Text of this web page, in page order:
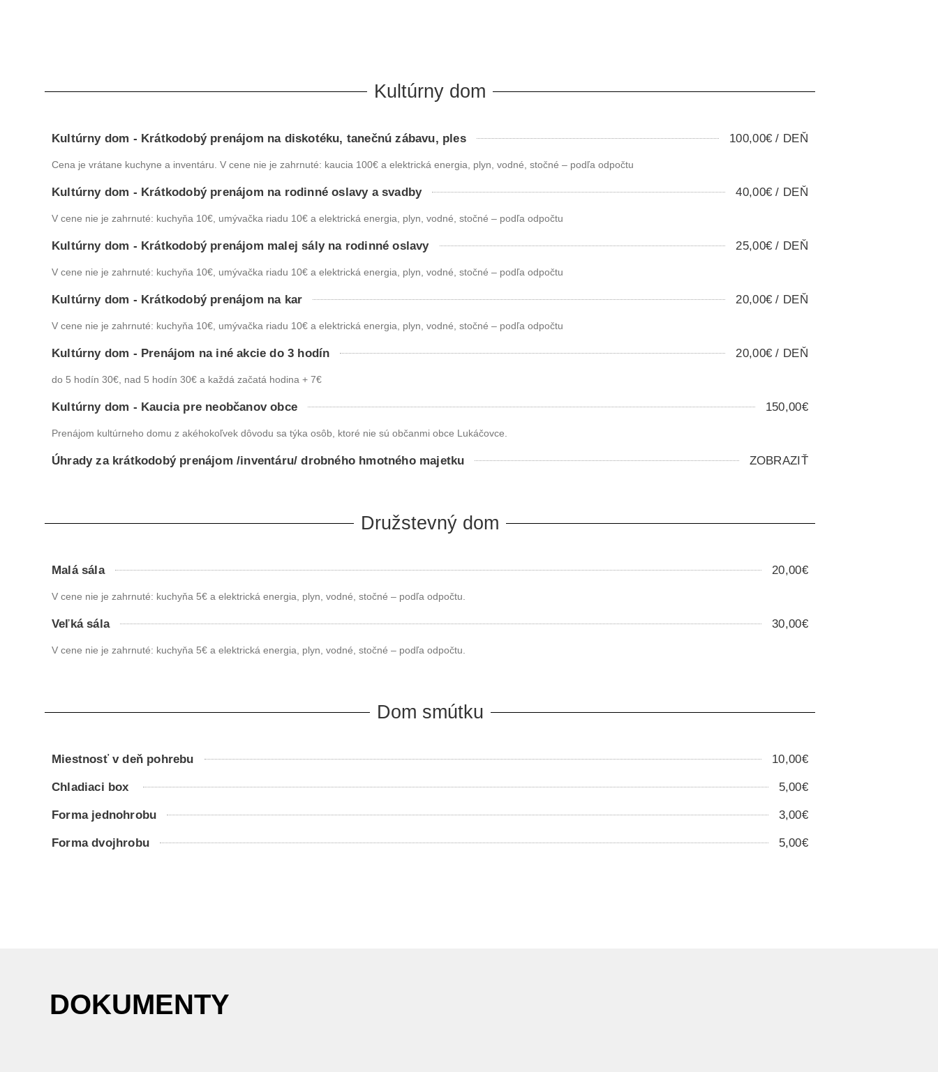
Kultúrny dom
Kultúrny dom - Krátkodobý prenájom na diskotéku, tanečnú zábavu, ples 100,00€ / DEŇ
Cena je vrátane kuchyne a inventáru. V cene nie je zahrnuté: kaucia 100€ a elektrická energia, plyn, vodné, stočné – podľa odpočtu
Kultúrny dom - Krátkodobý prenájom na rodinné oslavy a svadby 40,00€ / DEŇ
V cene nie je zahrnuté: kuchyňa 10€, umývačka riadu 10€ a elektrická energia, plyn, vodné, stočné – podľa odpočtu
Kultúrny dom - Krátkodobý prenájom malej sály na rodinné oslavy 25,00€ / DEŇ
V cene nie je zahrnuté: kuchyňa 10€, umývačka riadu 10€ a elektrická energia, plyn, vodné, stočné – podľa odpočtu
Kultúrny dom - Krátkodobý prenájom na kar 20,00€ / DEŇ
V cene nie je zahrnuté: kuchyňa 10€, umývačka riadu 10€ a elektrická energia, plyn, vodné, stočné – podľa odpočtu
Kultúrny dom - Prenájom na iné akcie do 3 hodín 20,00€ / DEŇ
do 5 hodín 30€, nad 5 hodín 30€ a každá začatá hodina + 7€
Kultúrny dom - Kaucia pre neobčanov obce 150,00€
Prenájom kultúrneho domu z akéhokoľvek dôvodu sa týka osôb, ktoré nie sú občanmi obce Lukáčovce.
Úhrady za krátkodobý prenájom /inventáru/ drobného hmotného majetku ZOBRAZIŤ
Družstevný dom
Malá sála 20,00€
V cene nie je zahrnuté: kuchyňa 5€ a elektrická energia, plyn, vodné, stočné – podľa odpočtu.
Veľká sála 30,00€
V cene nie je zahrnuté: kuchyňa 5€ a elektrická energia, plyn, vodné, stočné – podľa odpočtu.
Dom smútku
Miestnosť v deň pohrebu 10,00€
Chladiaci box 5,00€
Forma jednohrobu 3,00€
Forma dvojhrobu 5,00€
DOKUMENTY